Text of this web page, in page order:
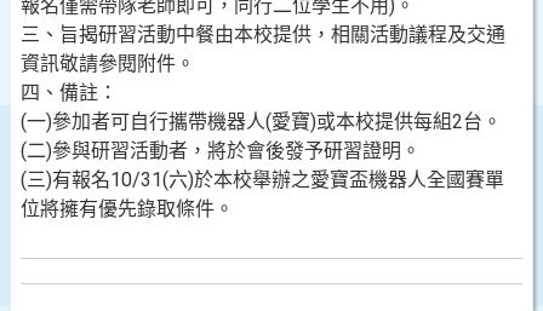
報名僅需帶隊老師即可，同行二位學生不用)。
三、旨揭研習活動中餐由本校提供，相關活動議程及交通
資訊敬請參閱附件。
四、備註：
(一)參加者可自行攜帶機器人(愛寶)或本校提供每組2台。
(二)參與研習活動者，將於會後發予研習證明。
(三)有報名10/31(六)於本校舉辦之愛寶盃機器人全國賽單
位將擁有優先錄取條件。